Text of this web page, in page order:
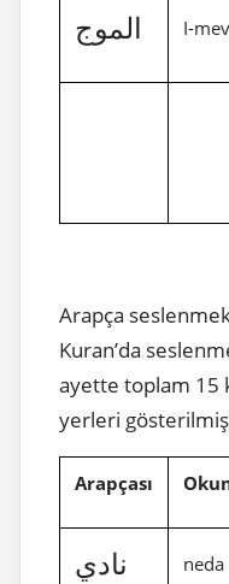
الموج I-
Arapça
Kuran’da
ayette toplam 15
yerleri
Arapçası
نادي neda